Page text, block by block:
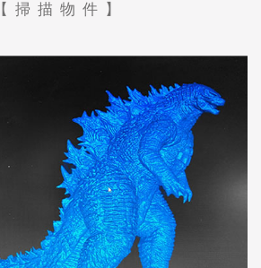
【掃描物件】